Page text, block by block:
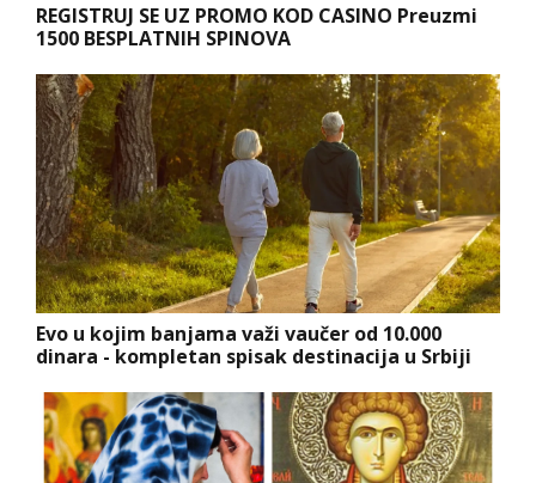
REGISTRUJ SE UZ PROMO KOD CASINO Preuzmi
1500 BESPLATNIH SPINOVA
Evo u kojim banjama važi vaučer od 10.000
dinara - kompletan spisak destinacija u Srbiji